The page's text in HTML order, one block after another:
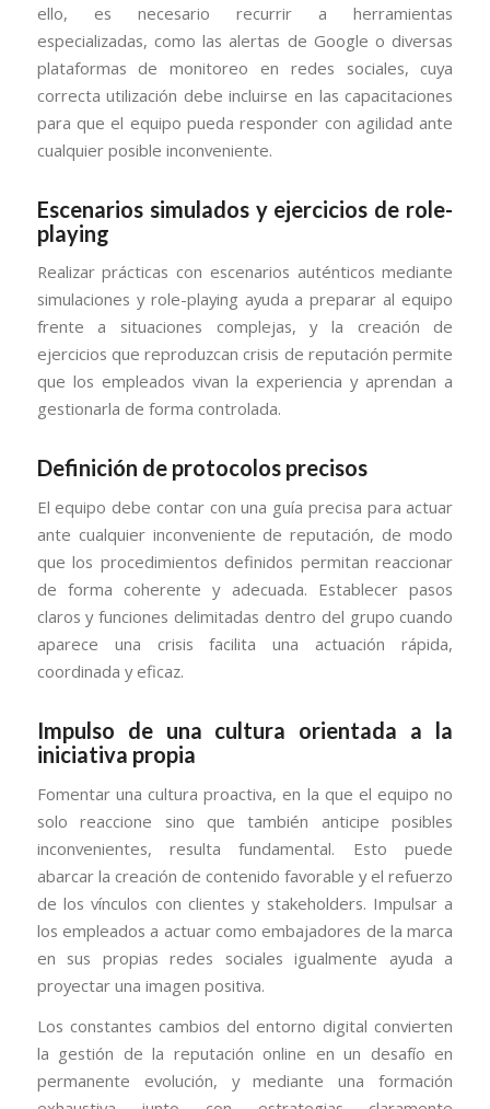
ello, es necesario recurrir a herramientas
especializadas, como las alertas de Google o diversas
plataformas de monitoreo en redes sociales, cuya
correcta utilización debe incluirse en las capacitaciones
para que el equipo pueda responder con agilidad ante
cualquier posible inconveniente.
Escenarios simulados y ejercicios de role-
playing
Realizar prácticas con escenarios auténticos mediante
simulaciones y role-playing ayuda a preparar al equipo
frente a situaciones complejas, y la creación de
ejercicios que reproduzcan crisis de reputación permite
que los empleados vivan la experiencia y aprendan a
gestionarla de forma controlada.
Definición de protocolos precisos
El equipo debe contar con una guía precisa para actuar
ante cualquier inconveniente de reputación, de modo
que los procedimientos definidos permitan reaccionar
de forma coherente y adecuada. Establecer pasos
claros y funciones delimitadas dentro del grupo cuando
aparece una crisis facilita una actuación rápida,
coordinada y eficaz.
Impulso de una cultura orientada a la
iniciativa propia
Fomentar una cultura proactiva, en la que el equipo no
solo reaccione sino que también anticipe posibles
inconvenientes, resulta fundamental. Esto puede
abarcar la creación de contenido favorable y el refuerzo
de los vínculos con clientes y stakeholders. Impulsar a
los empleados a actuar como embajadores de la marca
en sus propias redes sociales igualmente ayuda a
proyectar una imagen positiva.
Los constantes cambios del entorno digital convierten
la gestión de la reputación online en un desafío en
permanente evolución, y mediante una formación